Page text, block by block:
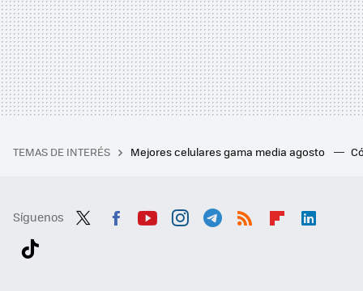
TEMAS DE INTERÉS Mejores celulares gama media agosto
Síguenos